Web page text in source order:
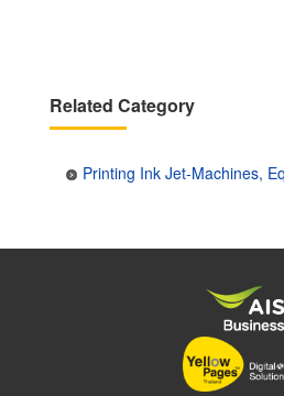
Related Category
Printing Ink Jet-Machines,